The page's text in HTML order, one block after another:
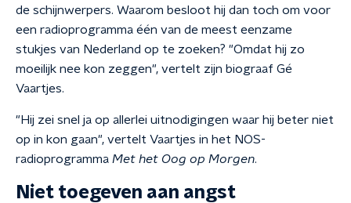
de schijnwerpers. Waarom besloot hij dan toch om voor
een radioprogramma één van de meest eenzame
stukjes van Nederland op te zoeken? "Omdat hij zo
moeilijk nee kon zeggen", vertelt zijn biograaf Gé
Vaartjes.
"Hij zei snel ja op allerlei uitnodigingen waar hij beter niet
op in kon gaan", vertelt Vaartjes in het NOS-
radioprogramma Met het Oog op Morgen.
Niet toegeven aan angst